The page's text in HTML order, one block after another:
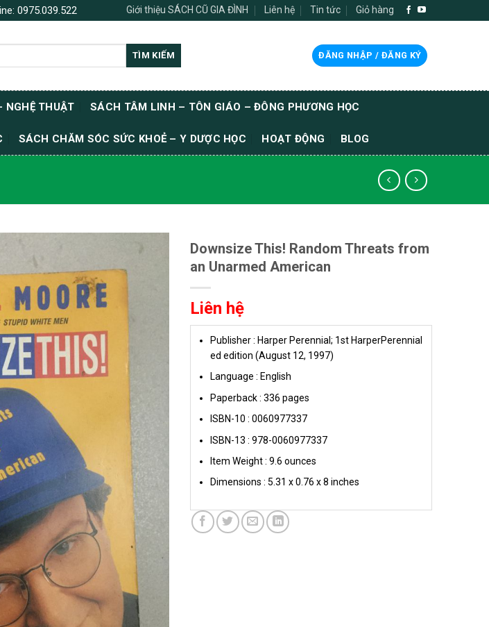
0975.039.522 Giới thiệu SÁCH CŨ GIA ĐÌNH Liên hệ Tin tức Giỏ hàng
TÌM KIẾM ĐĂNG NHẬP / ĐĂNG KÝ
NGHỆ THUẬT SÁCH TÂM LINH – TÔN GIÁO – ĐÔNG PHƯƠNG HỌC
SÁCH CHĂM SÓC SỨC KHOẺ – Y DƯỢC HỌC HOẠT ĐỘNG BLOG
Downsize This! Random Threats from
an Unarmed American
Liên hệ
Publisher : Harper Perennial; 1st HarperPerennial
ed edition (August 12, 1997)
Language : English
Paperback :336 pages
ISBN-10 :0060977337
ISBN-13 :978-0060977337
Item Weight :9.6 ounces
Dimensions :5.31 x 0.76 x 8 inches